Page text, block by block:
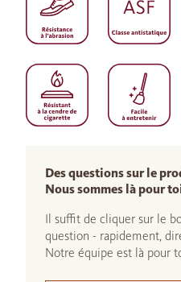
Des questions sur le
Nous sommes là pour
Il suffit de cliquer sur le
question - rapidement,
Notre équipe est là pour